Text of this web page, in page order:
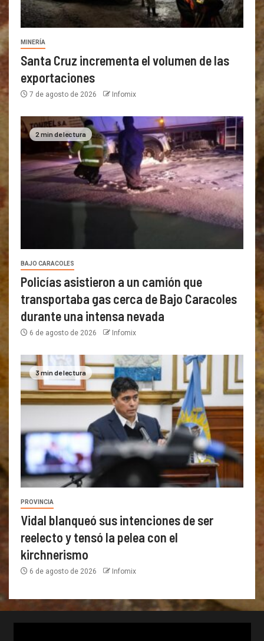
MINERÍA
Santa Cruz incrementa el volumen de las
exportaciones
7 de agosto de 2026 Infomix
2 min de lectura
BAJO CARACOLES
Policías asistieron a un camión que
transportaba gas cerca de Bajo Caracoles
durante una intensa nevada
6 de agosto de 2026 Infomix
3 min de lectura
PROVINCIA
Vidal blanqueó sus intenciones de ser
reelecto y tensó la pelea con el
kirchnerismo
6 de agosto de 2026 Infomix